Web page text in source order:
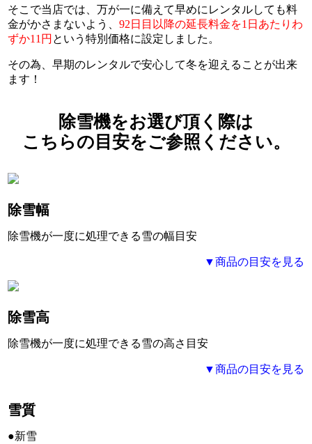
そこで当店では、万が一に備えて早めにレンタルしても料
金がかさまないよう、92日目以降の延長料金を1日あたりわ
ずか11円 という特別価格に設定しました。
その為、早期のレンタルで安心して冬を迎えることが出来
ます！
除雪機をお選び頂く際は
こちらの目安をご参照ください。
除雪幅
除雪機が一度に処理できる雪の幅目安
▼商品の目安を見る
除雪高
除雪機が一度に処理できる雪の高さ目安
▼商品の目安を見る
雪質
●新雪